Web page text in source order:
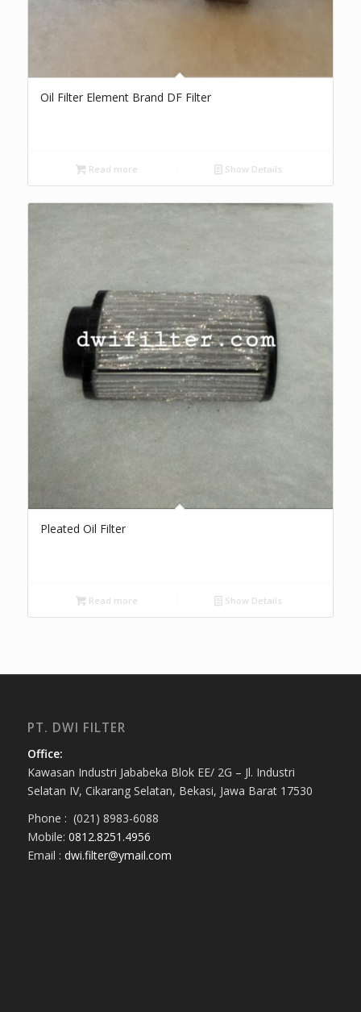
Oil Filter Element Brand DF Filter
Read more Show Details
Pleated Oil Filter
Read more Show Details
PT. DWI FILTER
Office:
Kawasan Industri Jababeka Blok EE/ 2G – Jl. Industri
Selatan IV, Cikarang Selatan, Bekasi, Jawa Barat 17530
Phone : (021) 8983-6088
Mobile: 0812.8251.4956
Email : dwi.filter@ymail.com